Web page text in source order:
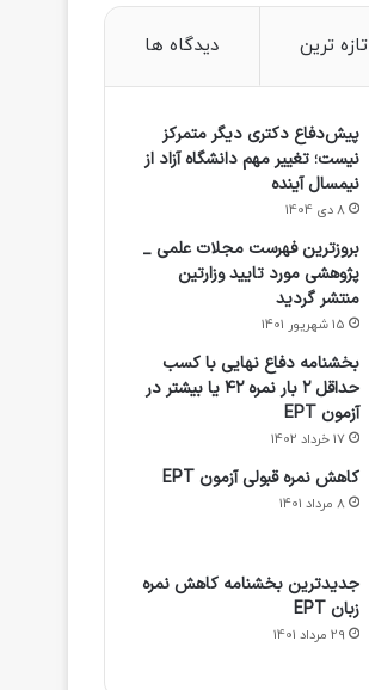
تازه ترین دیدگاه ها
پیش‌دفاع دکتری دیگر متمرکز
نیست؛ تغییر مهم دانشگاه آزاد از
نیمسال آینده
8 دی 1404
بروزترین فهرست مجلات علمی _
پژوهشی مورد تایید وزارتین
منتشر گردید
15 شهریور 1401
بخشنامه دفاع نهایی با کسب
حداقل ۲ بار نمره ۴۲ یا بیشتر در
آزمون EPT
17 خرداد 1402
کاهش نمره قبولی آزمون EPT
8 مرداد 1401
جدیدترین بخشنامه کاهش نمره
زبان EPT
29 مرداد 1401